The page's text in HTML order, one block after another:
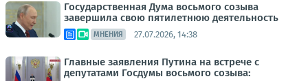
Государственная Дума восьмого созыва
завершила свою пятилетнюю деятельность
МНЕНИЯ 27.07.2026, 14:38
Главные заявления Путина на встрече с
депутатами Госдумы восьмого созыва: